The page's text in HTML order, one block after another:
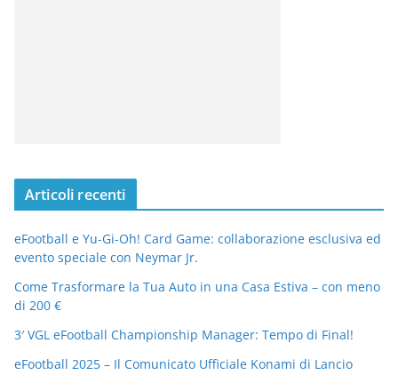
Articoli recenti
eFootball e Yu-Gi-Oh! Card Game: collaborazione esclusiva ed
evento speciale con Neymar Jr.
Come Trasformare la Tua Auto in una Casa Estiva – con meno
di 200 €
3′ VGL eFootball Championship Manager: Tempo di Final!
eFootball 2025 – Il Comunicato Ufficiale Konami di Lancio